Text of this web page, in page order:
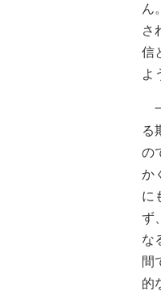
ん
さ
信
よ
る
の
か
に
ず
な
間
的